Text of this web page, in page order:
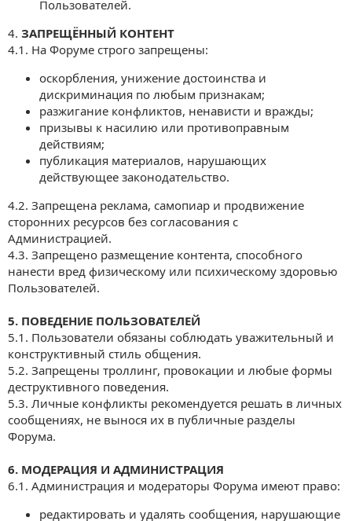
Пользователей.
4. ЗАПРЕЩЁННЫЙ КОНТЕНТ
4.1. На Форуме строго запрещены:
оскорбления, унижение достоинства и
дискриминация по любым признакам;
разжигание конфликтов, ненависти и вражды;
призывы к насилию или противоправным
действиям;
публикация материалов, нарушающих
действующее законодательство.
4.2. Запрещена реклама, самопиар и продвижение
сторонних ресурсов без согласования с
Администрацией.
4.3. Запрещено размещение контента, способного
нанести вред физическому или психическому здоровью
Пользователей.
5. ПОВЕДЕНИЕ ПОЛЬЗОВАТЕЛЕЙ
5.1. Пользователи обязаны соблюдать уважительный и
конструктивный стиль общения.
5.2. Запрещены троллинг, провокации и любые формы
деструктивного поведения.
5.3. Личные конфликты рекомендуется решать в личных
сообщениях, не вынося их в публичные разделы
Форума.
6. МОДЕРАЦИЯ И АДМИНИСТРАЦИЯ
6.1. Администрация и модераторы Форума имеют право:
редактировать и удалять сообщения, нарушающие